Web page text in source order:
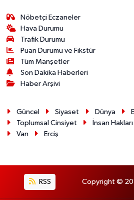
Nöbetçi Eczaneler
Hava Durumu
Trafik Durumu
Puan Durumu ve Fikstür
Tüm Manşetler
Son Dakika Haberleri
Haber Arşivi
Güncel Siyaset Dünya
Toplumsal Cinsiyet
İnsan Hakları
Van
Erciş
RSS Copyright ©